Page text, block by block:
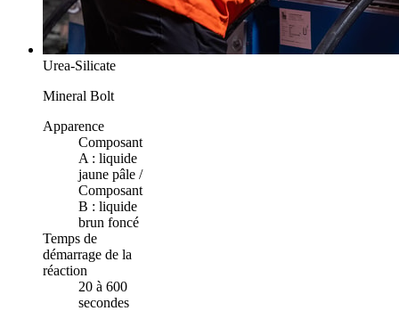
Urea-Silicate
Mineral Bolt
Apparence
Composant
A : liquide
jaune pâle /
Composant
B : liquide
brun foncé
Temps de
démarrage de la
réaction
20 à 600
secondes